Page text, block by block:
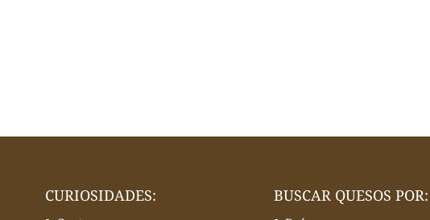
CURIOSIDADES: BUSCAR QUESOS POR: